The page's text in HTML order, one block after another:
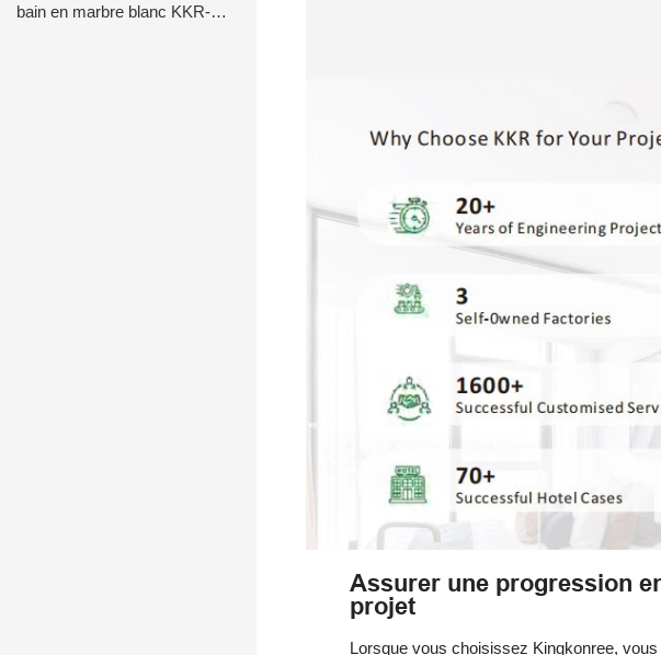
bain en marbre blanc KKR-
Assurer une progression
projet
Lorsque vous choisissez Kingkonree,